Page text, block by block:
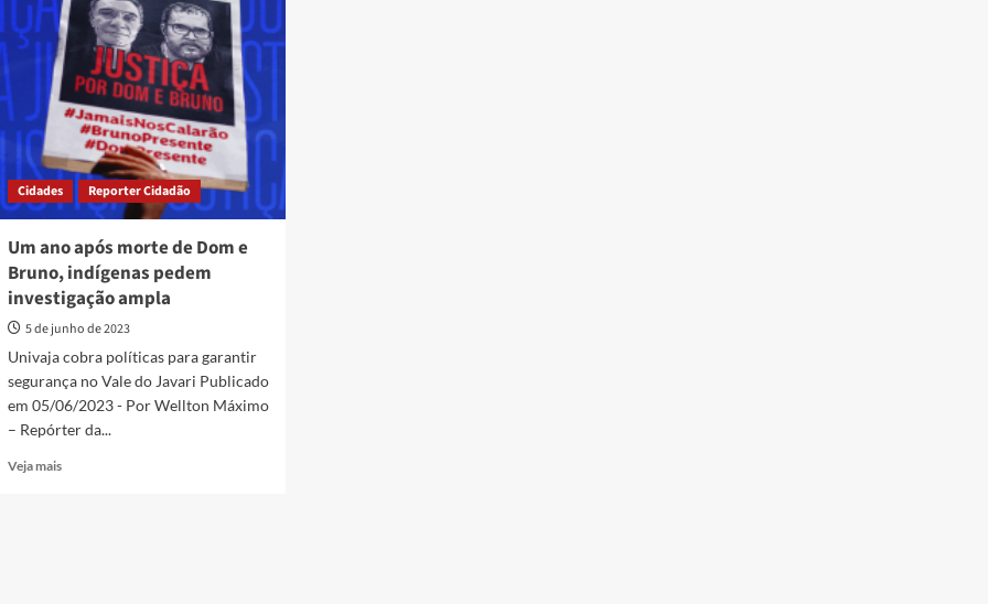
Cidades Reporter Cidadão
Um ano após morte de Dom e
Bruno, indígenas pedem
investigação ampla
5 de junho de 2023
Univaja cobra políticas para garantir
segurança no Vale do Javari Publicado
em 05/06/2023 - Por Wellton Máximo
– Repórter da...
Veja maisRead